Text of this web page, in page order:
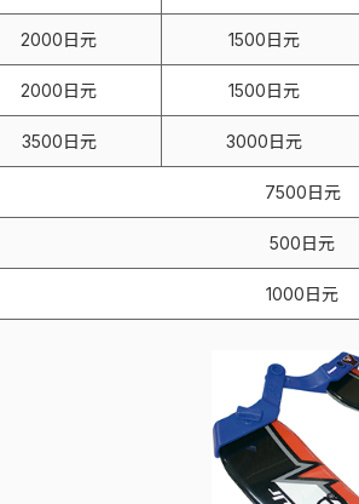
2000日元 1500日元
2000日元 1500日元
3500日元 3000日元
7500日元
500日元
1000日元